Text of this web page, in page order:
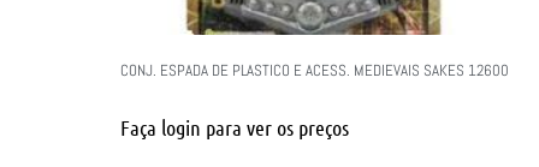
CONJ. ESPADA DE PLASTICO E ACESS. MEDIEVAIS SAKES 12600
Faça login para ver os preços